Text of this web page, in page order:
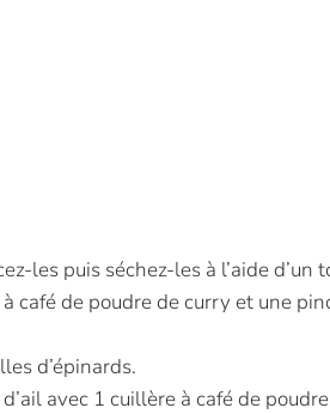
les puis séchez-les à l’aide
café de poudre de curry et une
d’épinards.
avec 1 cuillère à café de